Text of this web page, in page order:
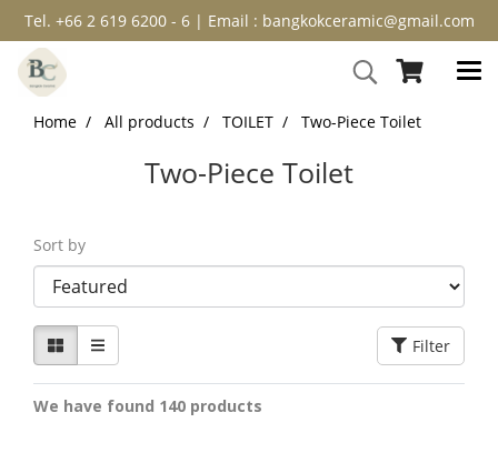
Tel. +66 2 619 6200 - 6 | Email : bangkokceramic@gmail.com
Home All products TOILET Two-Piece Toilet
Two-Piece Toilet
Sort by
Filter
We have found 140 products